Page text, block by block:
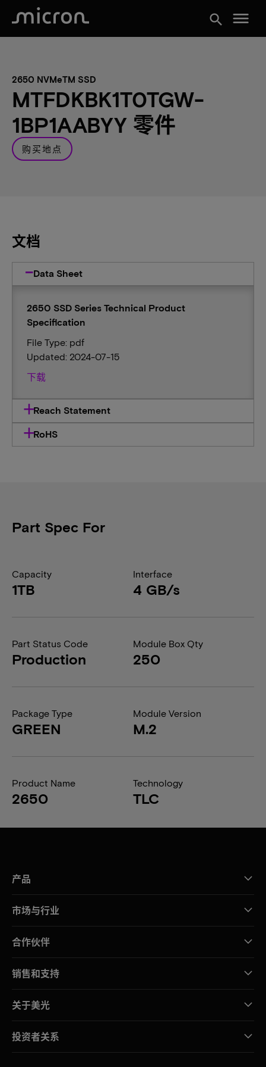
search menu
2650 NVMeTM SSD
MTFDKBK1T0TGW-
1BP1AABYY 零件
购买地点
文档
Data Sheet
2650 SSD Series Technical Product
Specification
File Type: pdf
Updated: 2024-07-15
下载
Reach Statement
RoHS
Part Spec For
Capacity
1TB
Interface
4 GB/s
Part Status Code
Production
Module Box Qty
250
Package Type
GREEN
Module Version
M.2
Product Name
2650
Technology
TLC
产品
市场与行业
合作伙伴
销售和支持
关于美光
投资者关系